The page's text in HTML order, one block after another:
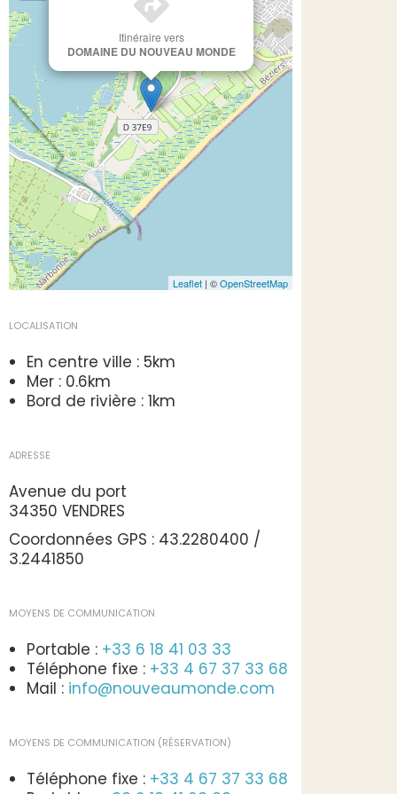
Itinéraire vers
DOMAINE DU NOUVEAU MONDE
Leaflet | ©OpenStreetMap
LOCALISATION
En centre ville : 5km
Mer : 0.6km
Bord de rivière : 1km
ADRESSE
Avenue du port
34350 VENDRES
Coordonnées GPS : 43.2280400 /
3.2441850
MOYENS DE COMMUNICATION
Portable : +33 6 18 41 03 33
Téléphone fixe : +33 4 67 37 33 68
Mail : info@nouveaumonde.com
MOYENS DE COMMUNICATION (RÉSERVATION)
Téléphone fixe : +33 4 67 37 33 68